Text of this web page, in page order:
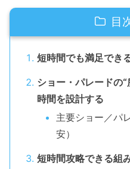
目
短時間でも満足でき
ショー・パレードの
時間を設計する
主要ショー／パ
安）
短時間攻略できる組